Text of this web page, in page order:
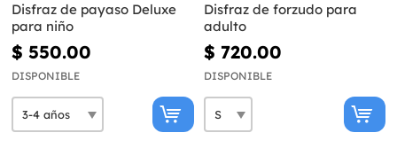
Disfraz de payaso Deluxe
para niño
$ 550.00
DISPONIBLE
Disfraz de forzudo para
adulto
$ 720.00
DISPONIBLE